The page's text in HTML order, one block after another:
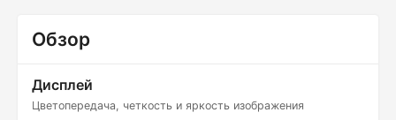
Обзор
Дисплей
Цветопередача, четкость и яркость изображения